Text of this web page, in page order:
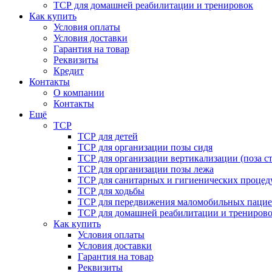
ТСР для домашней реабилитации и тренировок
Как купить
Условия оплаты
Условия доставки
Гарантия на товар
Реквизиты
Кредит
Контакты
О компании
Контакты
Ещё
ТСР
ТСР для детей
ТСР для организации позы сидя
ТСР для организации вертикализации (поза
ТСР для организации позы лежа
ТСР для санитарных и гигиенических
ТСР для ходьбы
ТСР для передвижения маломобильных
ТСР для домашней реабилитации и
Как купить
Условия оплаты
Условия доставки
Гарантия на товар
Реквизиты